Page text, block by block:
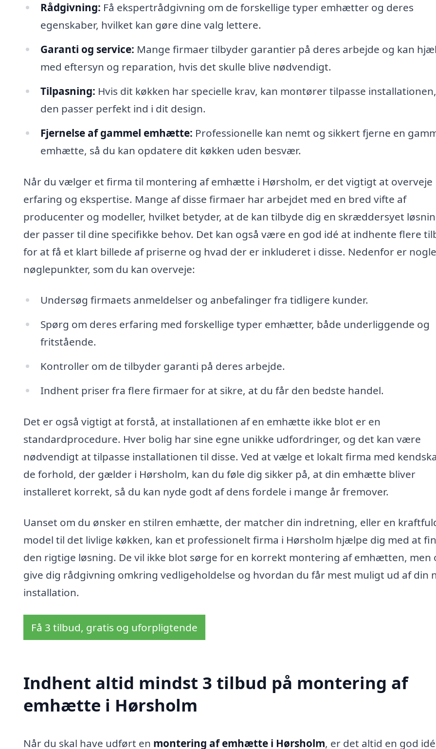
Rådgivning: Få ekspertrådgivning om de forskellige typer emhætter og deres
egenskaber, hvilket kan gøre dine valg lettere.
Garanti og service: Mange firmaer tilbyder garantier på deres arbejde og kan
med eftersyn og reparation, hvis det skulle blive nødvendigt.
Tilpasning: Hvis dit køkken har specielle krav, kan montører tilpasse
den passer perfekt ind i dit design.
Fjernelse af gammel emhætte: Professionelle kan nemt og sikkert fjerne en
emhætte, så du kan opdatere dit køkken uden besvær.
Når du vælger et firma til montering af emhætte i Hørsholm, er det vigtigt at overveje
erfaring og ekspertise. Mange af disse firmaer har arbejdet med en bred vifte af
producenter og modeller, hvilket betyder, at de kan tilbyde dig en skræddersyet
der passer til dine specifikke behov. Det kan også være en god idé at indhente flere
for at få et klart billede af priserne og hvad der er inkluderet i disse. Nedenfor er nogle
nøglepunkter, som du kan overveje:
Undersøg firmaets anmeldelser og anbefalinger fra tidligere kunder.
Spørg om deres erfaring med forskellige typer emhætter, både underliggende og
fritstående.
Kontroller om de tilbyder garanti på deres arbejde.
Indhent priser fra flere firmaer for at sikre, at du får den bedste handel.
Det er også vigtigt at forstå, at installationen af en emhætte ikke blot er en
standardprocedure. Hver bolig har sine egne unikke udfordringer, og det kan være
nødvendigt at tilpasse installationen til disse. Ved at vælge et lokalt firma med
de forhold, der gælder i Hørsholm, kan du føle dig sikker på, at din emhætte bliver
installeret korrekt, så du kan nyde godt af dens fordele i mange år fremover.
Uanset om du ønsker en stilren emhætte, der matcher din indretning, eller en
model til det livlige køkken, kan et professionelt firma i Hørsholm hjælpe dig med at
den rigtige løsning. De vil ikke blot sørge for en korrekt montering af emhætten, men
give dig rådgivning omkring vedligeholdelse og hvordan du får mest muligt ud af din
installation.
Få 3 tilbud, gratis og uforpligtende
Indhent altid mindst 3 tilbud på montering af
emhætte i Hørsholm
Når du skal have udført en montering af emhætte i Hørsholm, er det altid en god